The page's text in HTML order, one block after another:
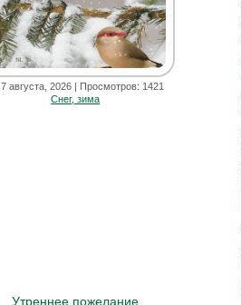
7 августа, 2026| Просмотров: 1421
Снег, зима
Утреннее пожелание